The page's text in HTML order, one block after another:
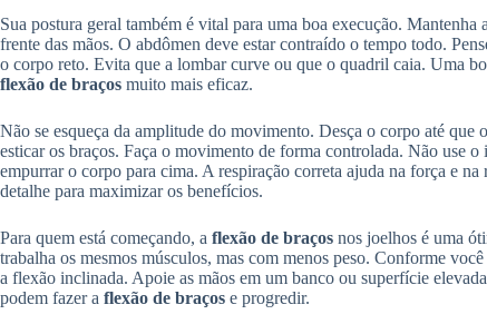
Sua postura geral também é vital para uma boa execução.
frente das mãos. O abdômen deve estar contraído o tempo todo.
o corpo reto. Evita que a lombar curve ou que o quadril caia. Uma
flexão de braços muito mais eficaz.
Não se esqueça da amplitude do movimento. Desça o corpo até
esticar os braços. Faça o movimento de forma controlada. Não use
empurrar o corpo para cima. A respiração correta ajuda na força e na
detalhe para maximizar os benefícios.
Para quem está começando, a flexão de braços nos joelhos é uma
trabalha os mesmos músculos, mas com menos peso. Conforme
a flexão inclinada. Apoie as mãos em um banco ou superfície
podem fazer a flexão de braços e progredir.